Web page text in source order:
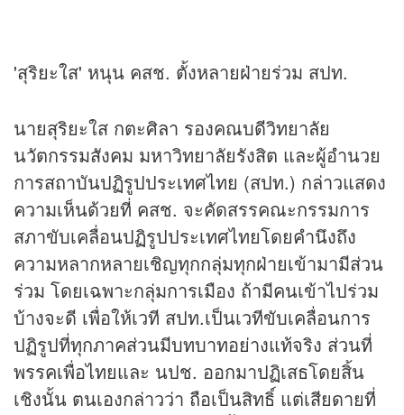
'สุริยะใส' หนุน คสช. ตั้งหลายฝ่ายร่วม สปท.
นายสุริยะใส กตะศิลา รองคณบดีวิทยาลัย
นวัตกรรมสังคม มหาวิทยาลัยรังสิต และผู้อำนวย
การสถาบันปฏิรูปประเทศไทย (สปท.) กล่าวแสดง
ความเห็นด้วยที่ คสช. จะคัดสรรคณะกรรมการ
สภาขับเคลื่อนปฏิรูปประเทศไทยโดยคำนึงถึง
ความหลากหลายเชิญทุกกลุ่มทุกฝ่ายเข้ามามีส่วน
ร่วม โดยเฉพาะกลุ่มการเมือง ถ้ามีคนเข้าไปร่วม
บ้างจะดี เพื่อให้เวที สปท.เป็นเวทีขับเคลื่อนการ
ปฏิรูปที่ทุกภาคส่วนมีบทบาทอย่างแท้จริง ส่วนที่
พรรคเพื่อไทยและ นปช. ออกมาปฏิเสธโดยสิ้น
เชิงนั้น ตนเองกล่าวว่า ถือเป็นสิทธิ์ แต่เสียดายที่